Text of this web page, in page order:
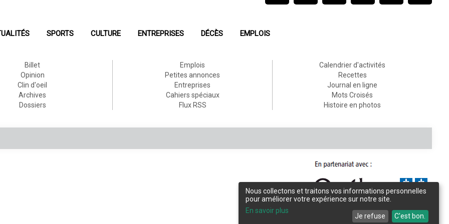
SPORTS CULTURE ENTREPRISES DÉCÈS EMPLOIS
Billet
Opinion
Clin d'oeil
Archives
Dossiers
Emplois
Petites annonces
Entreprises
Cahiers spéciaux
Flux RSS
Calendrier d'activités
Recettes
Journal en ligne
Mots Croisés
Histoire en photos
Conception et design :L'Écho de Frontenac
Intégration et programmation :LogiACTION
Nous collectons et traitons vos informations personnelles
pour améliorer votre expérience sur notre site.
En savoir plus
Je refuse C'est bon.